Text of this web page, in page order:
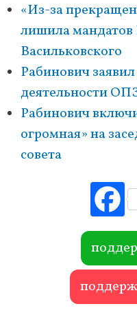
«Из-за
лишила мандатов
Васильковского
Рабинович
деятельности
Рабинович
огромная» на
совета